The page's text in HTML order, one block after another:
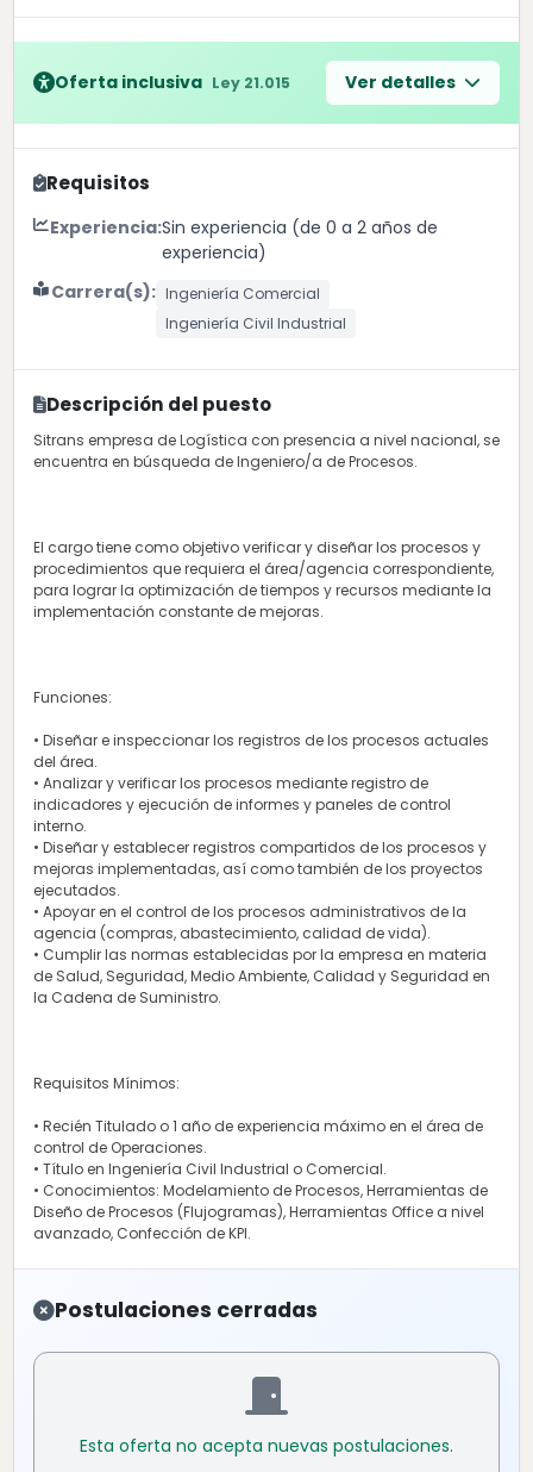
Oferta inclusiva Ley 21.015 Ver detalles
Requisitos
Experiencia:Sin experiencia (de 0 a 2 años de
experiencia)
Carrera(s): Ingeniería Comercial
Ingeniería Civil Industrial
Descripción del puesto
Sitrans empresa de Logística con presencia a nivel nacional, se
encuentra en búsqueda de Ingeniero/a de Procesos.
El cargo tiene como objetivo verificar y diseñar los procesos y
procedimientos que requiera el área/agencia correspondiente,
para lograr la optimización de tiempos y recursos mediante la
implementación constante de mejoras.
Funciones:
• Diseñar e inspeccionar los registros de los procesos actuales
del área.
• Analizar y verificar los procesos mediante registro de
indicadores y ejecución de informes y paneles de control
interno.
• Diseñar y establecer registros compartidos de los procesos y
mejoras implementadas, así como también de los proyectos
ejecutados.
• Apoyar en el control de los procesos administrativos de la
agencia (compras, abastecimiento, calidad de vida).
• Cumplir las normas establecidas por la empresa en materia
de Salud, Seguridad, Medio Ambiente, Calidad y Seguridad en
la Cadena de Suministro.
Requisitos Mínimos:
• Recién Titulado o 1 año de experiencia máximo en el área de
control de Operaciones.
• Título en Ingeniería Civil Industrial o Comercial.
• Conocimientos: Modelamiento de Procesos, Herramientas de
Diseño de Procesos (Flujogramas), Herramientas Office a nivel
avanzado, Confección de KPI.
Postulaciones cerradas
Esta oferta no acepta nuevas postulaciones.